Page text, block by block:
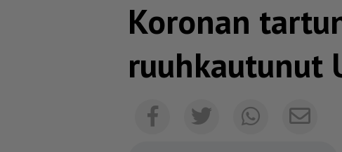
Koronan
ruuhkautunut
FacebookTwitterWhatsapp